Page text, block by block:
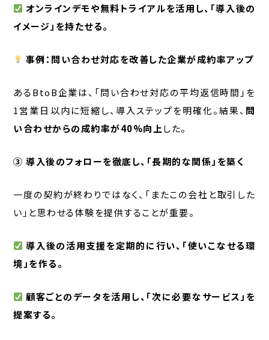
オンラインデモや無料トライアルを活用し、「導入後の
イメージ」を持たせる。
事例：問い合わせ対応を改善した企業が成約率アップ
あるBtoB企業は、「問い合わせ対応の平均返信時間」を
1営業日以内に短縮し、導入ステップを明確化。結果、 問
い合わせからの成約率が40%向上した。
③ 導入後のフォローを徹底し、「長期的な関係」を築く
一度の契約が終わりではなく、「またこの会社と取引した
い」と思わせる体験を提供することが重要。
導入後の活用支援を定期的に行い、「使いこなせる環
境」を作る。
顧客ごとのデータを活用し、「次に必要なサービス」を
提案する。